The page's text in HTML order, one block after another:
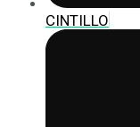
CINTILLO